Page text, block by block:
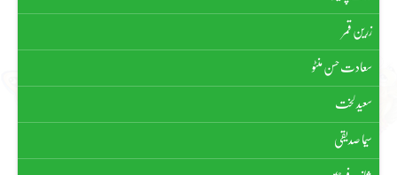
زرین قمر
سعادت حسن منٹو
سعید لخت
سیما صدیقی